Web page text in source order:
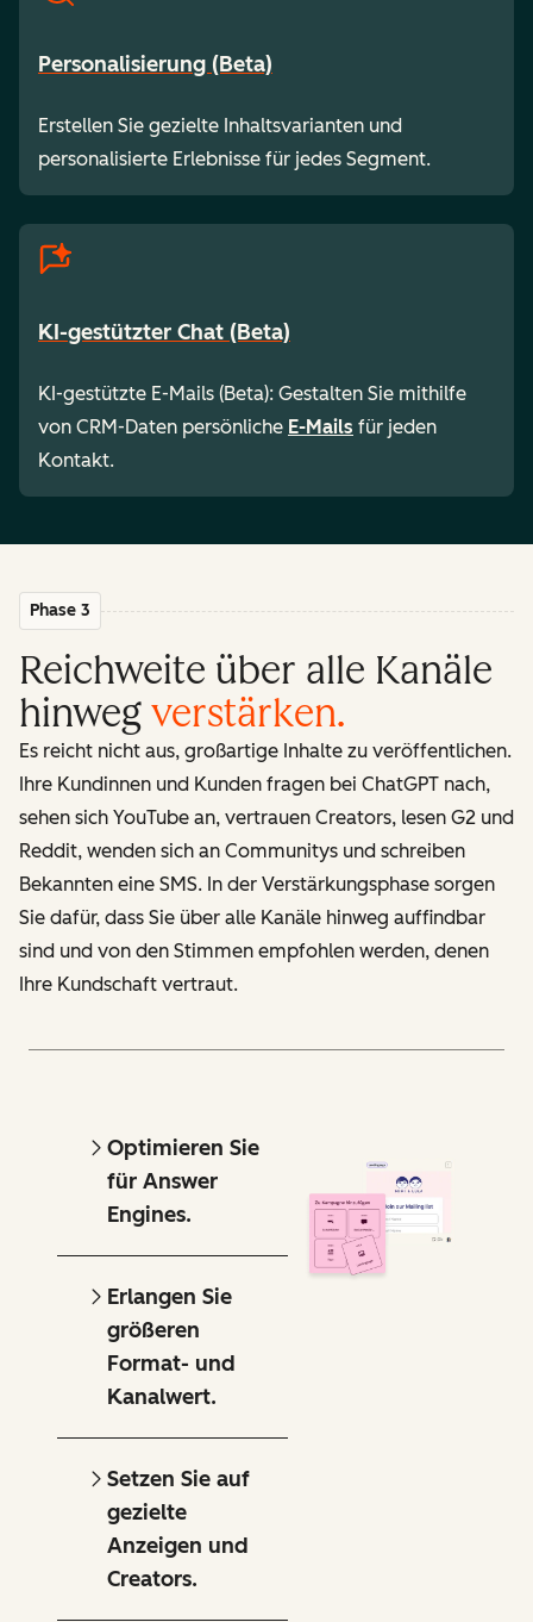
Personalisierung (Beta)
Erstellen Sie gezielte Inhaltsvarianten und
personalisierte Erlebnisse für jedes Segment.
KI-gestützter Chat (Beta)
KI-gestützte E-Mails (Beta): Gestalten Sie mithilfe
von CRM-Daten persönliche E-Mails für jeden
Kontakt.
Phase 3
Reichweite über alle Kanäle
hinweg verstärken.
Es reicht nicht aus, großartige Inhalte zu veröffentlichen.
Ihre Kundinnen und Kunden fragen bei ChatGPT nach,
sehen sich YouTube an, vertrauen Creators, lesen G2 und
Reddit, wenden sich an Communitys und schreiben
Bekannten eine SMS. In der Verstärkungsphase sorgen
Sie dafür, dass Sie über alle Kanäle hinweg auffindbar
sind und von den Stimmen empfohlen werden, denen
Ihre Kundschaft vertraut.
Optimieren Sie
für Answer
Engines.
Erlangen Sie
größeren
Format- und
Kanalwert.
Setzen Sie auf
gezielte
Anzeigen und
Creators.